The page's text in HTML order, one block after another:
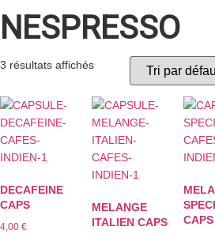
NESPRESSO
3 résultats affichés
DECAFEINE
CAPS
4,00 €
MELANGE
ITALIEN CAPS
CAPS